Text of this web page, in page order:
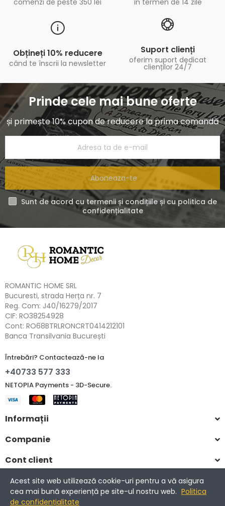
comenzi de peste 350 lei în termen de 14 zile
Obțineți 10% reducere
când te înscrii la newsletter
Suport clienți
oferim suport dedicat
clienților 24/7
Prinde cele mai bune oferte
și primește 10% cupon de reducere la prima comandă
Aboneaza-te
Sunt de acord cu termenii și condițiile și cu politica de
confidențialitate
ROMANTIC HOME SRL
Bucuresti, strada Herța nr. 7
Reg. Com: J40/16279/2017
CIF: RO38254928
Cont: RO68BTRLRONCRT0414212101
Banca Transilvania București
Întrebări? Contactează-ne la
+40733 577 333
NETOPIA Payments - 3D-Secure.
Informații
Companie
Cont client
Copyright © 2017-2025 Romantic Home.
Acest site web utilizează cookie-uri pentru a vă asigura
cea mai bună experiență pe site-ul nostru web. Politica
de confidențialitate